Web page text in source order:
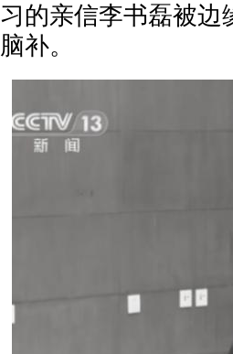
习的亲信李书磊被边
脑补。